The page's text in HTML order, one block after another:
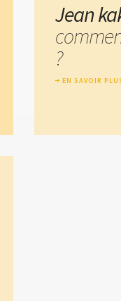
Jean
?
EN SAVOIR